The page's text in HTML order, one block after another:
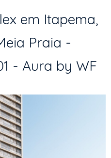
em Itapema,
Praia -
- Aura by WF